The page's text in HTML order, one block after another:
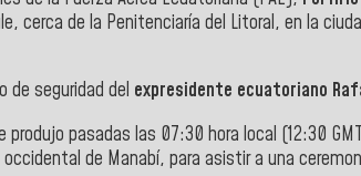
cerca de la Penitenciaría del Litoral, en la
de seguridad del expresidente ecuatoriano
pasadas las 07:30 hora local (12:30
de Manabí, para asistir a una